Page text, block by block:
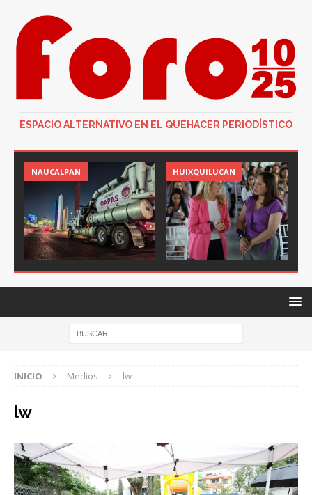
ESPACIO ALTERNATIVO EN EL QUEHACER PERIODÍSTICO
NAUCALPAN HUIXQUILUCAN
INICIO Medios lw
lw